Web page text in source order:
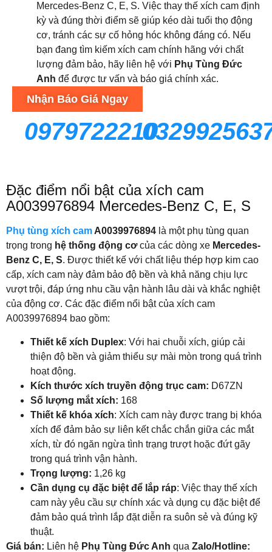
Mercedes-Benz C, E, S. Việc thay thế xích cam định
kỳ và đúng thời điểm sẽ giúp kéo dài tuổi thọ động
cơ, tránh các sự cố hỏng hóc không đáng có. Nếu
bạn đang tìm kiếm xích cam chính hãng với chất
lượng đảm bảo, hãy liên hệ với Phụ Tùng Đức
Anh để được tư vấn và báo giá chính xác.
Nhận Báo Giá Ngay
0979722210
Đặc điểm nổi bật của xích cam
A0039976894 Mercedes-Benz C, E, S
Phụ tùng xích cam A0039976894 là một phụ tùng quan
trọng trong hệ thống động cơcủa các dòng xe Mercedes-
Benz C, E, S. Được thiết kế với chất liệu thép hợp kim cao
cấp, xích cam này đảm bảo độ bền và khả năng chịu lực
vượt trội, đáp ứng nhu cầu vận hành lâu dài và khắc nghiệt
của động cơ. Các đặc điểm nổi bật của xích cam
A0039976894 bao gồm:
Thiết kế xích Duplex: Với hai chuỗi xích, giúp cải
thiện độ bền và giảm thiểu sự mài mòn trong quá trình
hoạt động.
Kích thước xích truyền động trục cam: D67ZN
Số lượng mắt xích: 168
Thiết kế khóa xích: Xích cam này được trang bị khóa
xích để đảm bảo sự liên kết chắc chắn giữa các mắt
xích, từ đó ngăn ngừa tình trạng trượt hoặc đứt gãy
trong quá trình vận hành.
Trọng lượng: 1,26 kg
Cần dụng cụ đặc biệt để lắp ráp: Việc thay thế xích
cam này yêu cầu sự chính xác và dụng cụ đặc biệt để
đảm bảo quá trình lắp đặt diễn ra suôn sẻ và đúng kỹ
thuật.
Giá bán: Liên hệ Phụ Tùng Đức Anh qua Zalo/Hotline: